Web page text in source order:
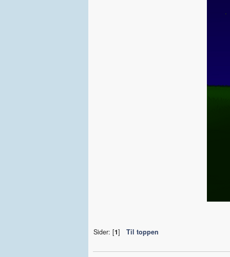
Sider: [1] Til toppen